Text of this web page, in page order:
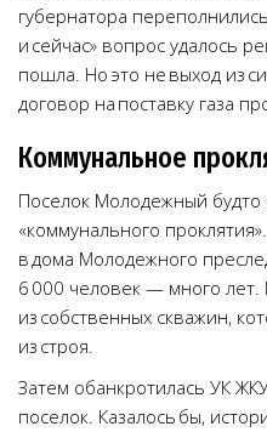
губернатора
и сейчас» вопрос удалось
пошла. Но это не выход из
договор на поставку газа
Коммунальное
Поселок Молодежный будто
«коммунального
в дома Молодежного
6 000 человек — много
из собственных скважин,
из строя.
Затем обанкротилась УК
поселок. Казалось бы,